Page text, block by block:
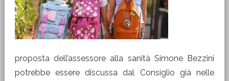
proposta dell’assessore alla sanità Simone Bezzini
potrebbe essere discussa dal Consiglio già nelle